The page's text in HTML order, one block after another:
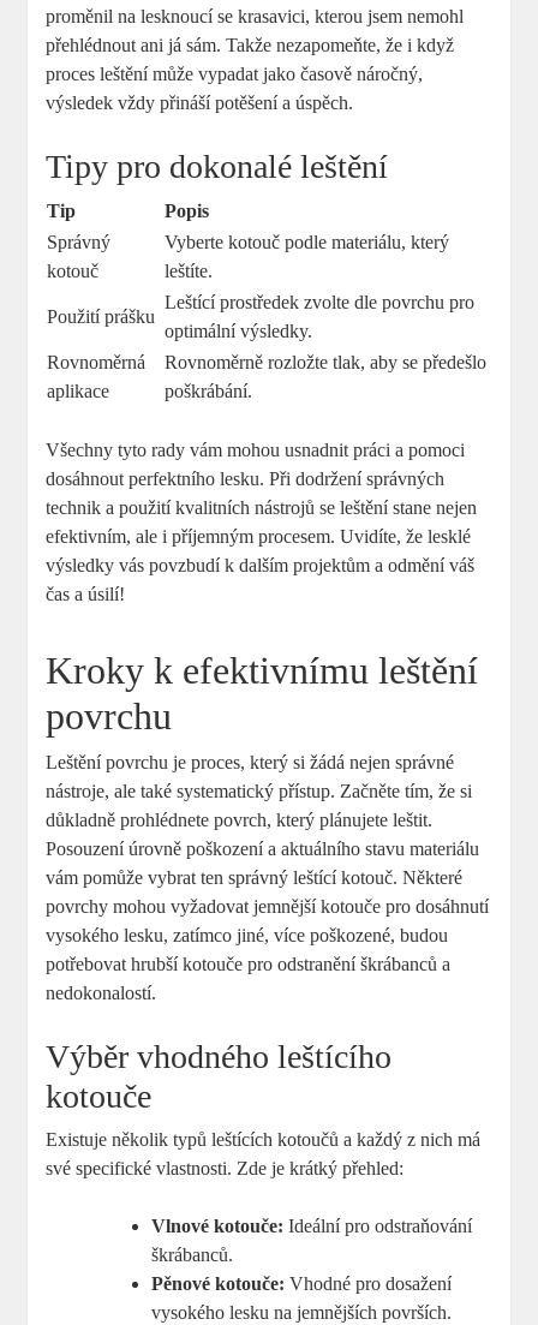
proměnil na lesknoucí se krasavici, kterou jsem nemohl
přehlédnout ani já sám. Takže nezapomeňte, že i když
proces leštění může vypadat jako časově náročný,
výsledek vždy přináší potěšení a úspěch.
Tipy pro dokonalé leštění
Tip
Popis
Správný
kotouč
Vyberte kotouč podle materiálu, který
leštíte.
Použití prášku
Leštící prostředek zvolte dle povrchu pro
optimální výsledky.
Rovnoměrná
aplikace
Rovnoměrně rozložte tlak, aby se předešlo
poškrábání.
Všechny tyto rady vám mohou usnadnit práci a pomoci
dosáhnout perfektního lesku. Při dodržení správných
technik a použití kvalitních nástrojů se leštění stane nejen
efektivním, ale i příjemným procesem. Uvidíte, že lesklé
výsledky vás povzbudí k dalším projektům a odmění váš
čas a úsilí!
Kroky k efektivnímu leštění
povrchu
Leštění povrchu je proces, který si žádá nejen správné
nástroje, ale také systematický přístup. Začněte tím, že si
důkladně prohlédnete povrch, který plánujete leštit.
Posouzení úrovně poškození a aktuálního stavu materiálu
vám pomůže vybrat ten správný leštící kotouč. Některé
povrchy mohou vyžadovat jemnější kotouče pro dosáhnutí
vysokého lesku, zatímco jiné, více poškozené, budou
potřebovat hrubší kotouče pro odstranění škrábanců a
nedokonalostí.
Výběr vhodného leštícího
kotouče
Existuje několik typů leštících kotoučů a každý z nich má
své specifické vlastnosti. Zde je krátký přehled:
Vlnové kotouče: Ideální pro odstraňování
škrábanců.
Pěnové kotouče: Vhodné pro dosažení
vysokého lesku na jemnějších površích.